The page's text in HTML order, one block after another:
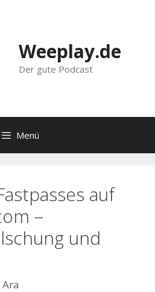
Weeplay.de
Der gute Podcast
Menü
auf
–
und
Ara